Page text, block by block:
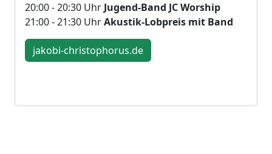
20:00 - 20:30 Uhr Jugend-Band JC Worship
21:00 - 21:30 UhrAkustik-Lobpreis mit Band
jakobi-christophorus.de